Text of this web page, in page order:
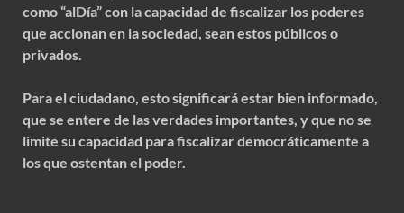
como “alDía” con la capacidad de fiscalizar los poderes
que accionan en la sociedad, sean estos públicos o
privados.
Para el ciudadano, esto significará estar bien informado,
que se entere de las verdades importantes, y que no se
limite su capacidad para fiscalizar democráticamente a
los que ostentan el poder.